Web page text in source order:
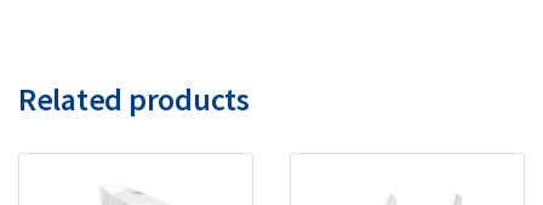
Related products